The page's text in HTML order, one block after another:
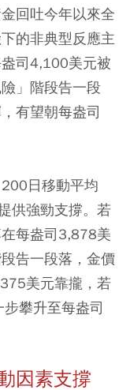
回吐今年以來全
的非典型反應主
司4,100美元被
」階段告一段
有望朝每盎司
日移動平均
供強勁支撐。若
每盎司3,878美
告一段落，金價
美元靠攏，若
攀升至每盎司
因素支撐